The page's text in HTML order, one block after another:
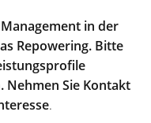
in der
Repowering. Bitte
Sie Kontakt
.